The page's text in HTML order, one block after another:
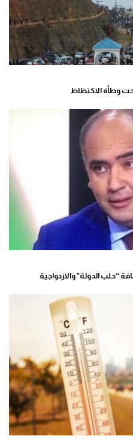
وطأة الاكتظاظ
“حلب الدولة” والازدواجية